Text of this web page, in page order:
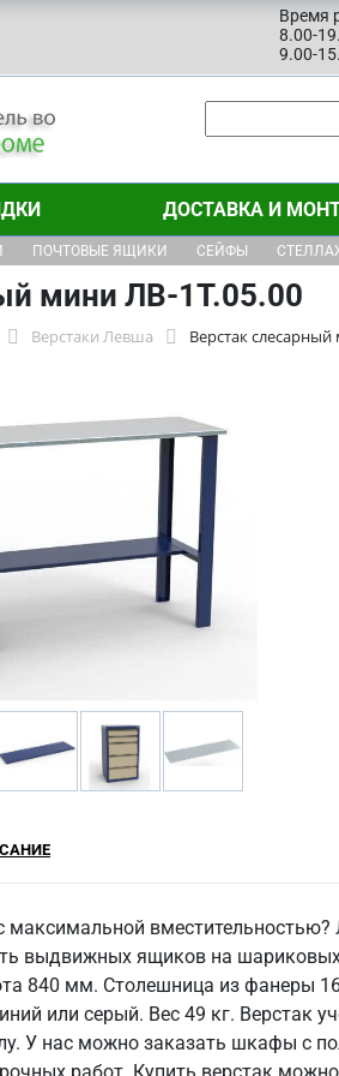
Время
8.00-
9.00-
ДОСТАВКА И
ПОЧТОВЫЕ ЯЩИКИ СЕЙФЫ
мини ЛВ-1Т.05.00
Верстаки Левша Верстак
максимальной
выдвижных ящиков на
840 мм. Столешница из фанеры
или серый. Вес 49 кг. Верстак
У нас можно заказать шкафы с